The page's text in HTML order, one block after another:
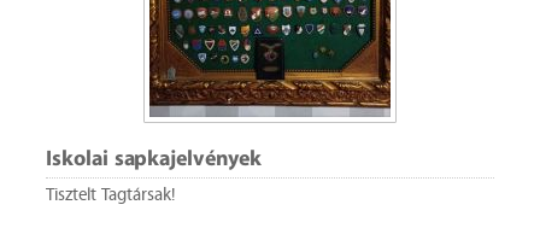
Iskolai sapkajelvények
Tisztelt Tagtársak!